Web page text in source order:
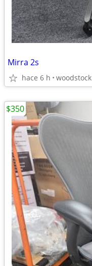
Mirra 2s
hace 6 h woodstock
$350